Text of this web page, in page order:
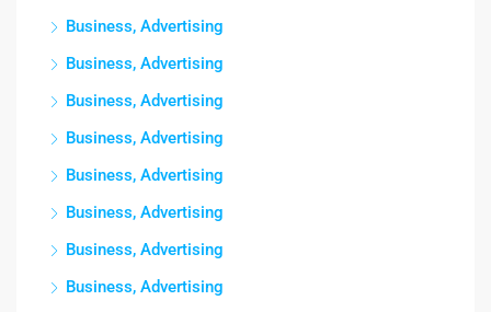
Business, Advertising
Business, Advertising
Business, Advertising
Business, Advertising
Business, Advertising
Business, Advertising
Business, Advertising
Business, Advertising